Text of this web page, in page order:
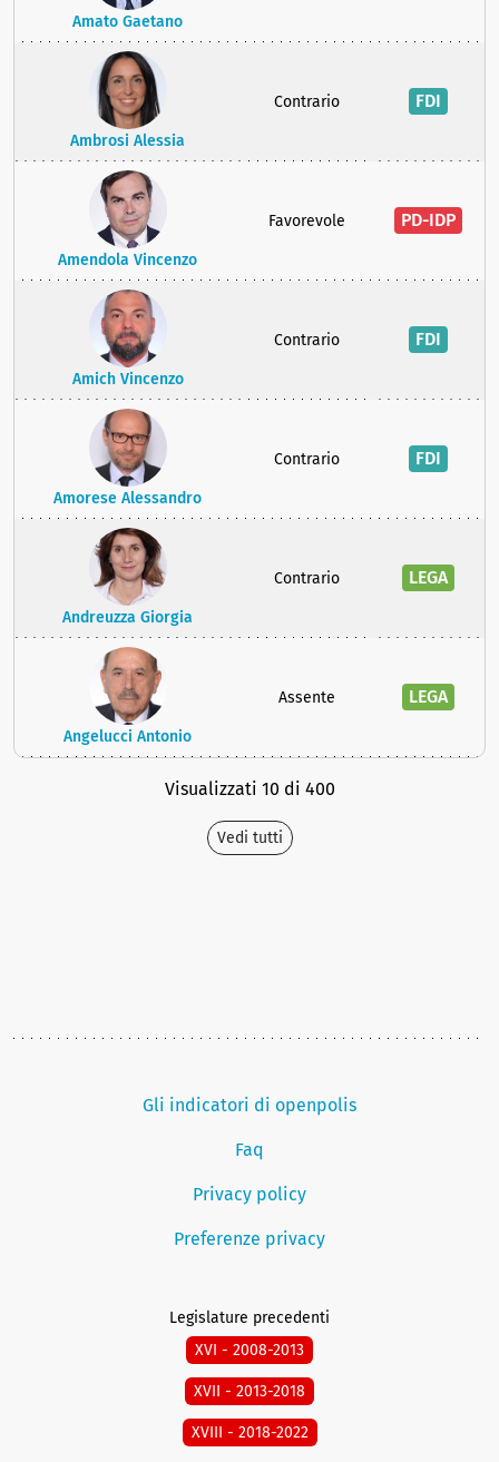
Amato Gaetano
Ambrosi Alessia
Contrario FDI
Amendola Vincenzo
Favorevole PD-IDP
Amich Vincenzo
Contrario FDI
Amorese Alessandro
Contrario FDI
Andreuzza Giorgia
Contrario LEGA
Angelucci Antonio
Assente LEGA
Visualizzati 10 di 400
Vedi tutti
Gli indicatori di openpolis
Faq
Privacy policy
Preferenze privacy
Legislature precedenti
XVI - 2008-2013
XVII - 2013-2018
XVIII - 2018-2022